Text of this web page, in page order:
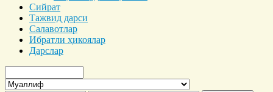
Сийрат
Тажвид дарси
Салавотлар
Ибратли ҳикоялар
Дарслар